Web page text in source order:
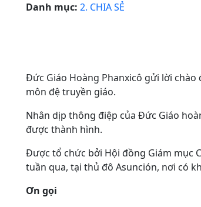
Danh mục: 2. CHIA SẺ
Đức Giáo Hoàng Phanxicô gửi lời
môn đệ truyền giáo.
Nhân dịp thông điệp của Đức Giáo
được thành hình.
Được tổ chức bởi Hội đồng Giám mục
tuần qua, tại thủ đô Asunción, nơi có
Ơn gọi